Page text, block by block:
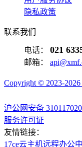
隐私政策
联系我们
电话： 021
邮箱：
Copyright © 2023-
沪公网安备
服务许可证
友情链接：
17ce云主机远程办公